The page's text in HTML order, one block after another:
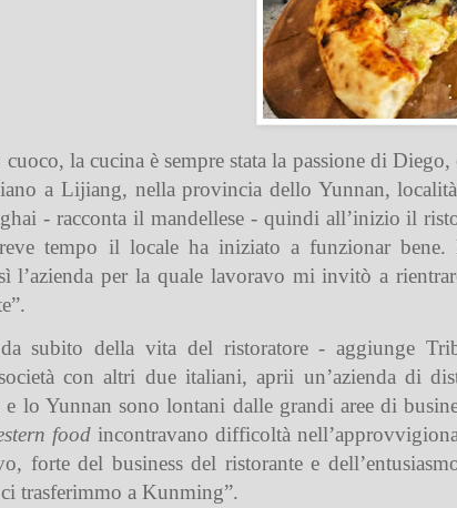
cuoco, la cucina è sempre stata la passione di
a Lijiang, nella provincia dello Yunnan,
- racconta il mandellese - quindi all’inizio il
tempo il locale ha iniziato a funzionar bene.
l’azienda per la quale lavoravo mi invitò a
subito della vita del ristoratore - aggiunge
con altri due italiani, aprii un’azienda di
lo Yunnan sono lontani dalle grandi aree di
food incontravano difficoltà
forte del business del ristorante e
trasferimmo a Kunming”.